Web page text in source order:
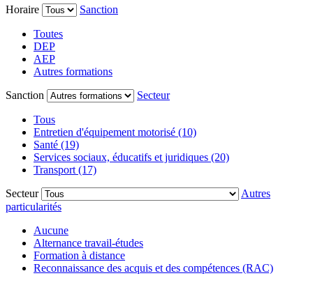
Horaire
Sanction
Toutes
DEP
AEP
Autres formations
Sanction
Secteur
Tous
Entretien d'équipement motorisé (10)
Santé (19)
Services sociaux, éducatifs et juridiques (20)
Transport (17)
Secteur
Autres
particularités
Aucune
Alternance travail-études
Formation à distance
Reconnaissance des acquis et des compétences (RAC)